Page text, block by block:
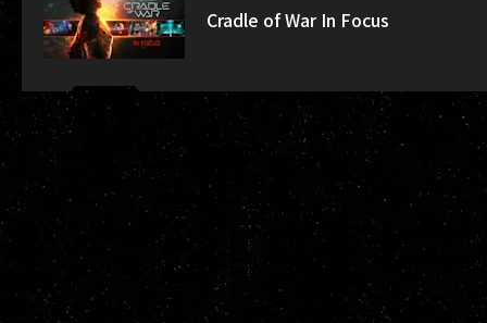
Cradle of War In Focus